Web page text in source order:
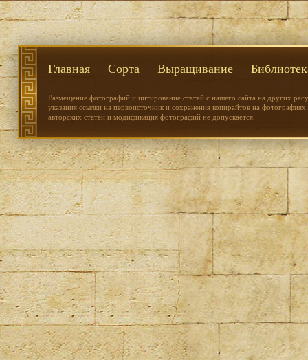
Главная Сорта Выращивание
Размещение фотографий и цитирование статей с нашего сайта на других
указания ссылки на первоисточник и сохранения копирайтов на
авторских статей и модификация фотографий не допускается.